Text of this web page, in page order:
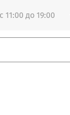
11:00 до 19:00